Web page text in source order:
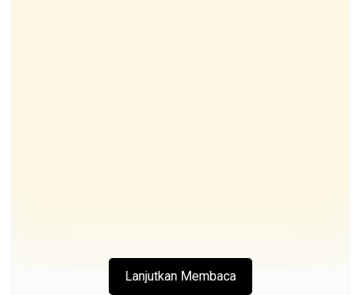
Lanjutkan Membaca